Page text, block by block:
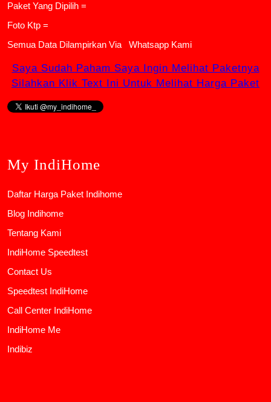
Paket Yang Dipilih =
Foto Ktp =
Semua Data Dilampirkan Via
Whatsapp Kami
Saya Sudah Paham Saya Ingin Melihat Paketnya
Silahkan Klik Text Ini Untuk Melihat Harga Paket
My IndiHome
Daftar Harga Paket Indihome
Blog Indihome
Tentang Kami
IndiHome Speedtest
Contact Us
Speedtest IndiHome
Call Center IndiHome
IndiHome Me
Indibiz